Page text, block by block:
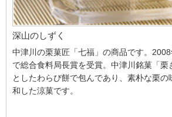
深山のしずく
中津川の栗菓匠「七福」の商品です。
で総合食料局長賞を受賞。中津川銘菓「栗
としたわらび餅で包んであり、素朴な栗の
和した涼菓です。